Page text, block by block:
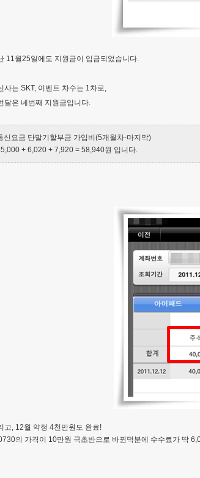
11월25일에도 지원금이 입금되었습니다.
사는 SKT, 이벤트 차수는 1차로,
달은 네번째 지원금입니다.
신요금 단말기할부금 가입비(5개월차-마지막)
+ 6,020 + 7,920 = 58,940원 입니다.
고, 12월 약정 4천만원도 완료!
의 가격이 10만원 극초반으로 바뀐덕분에 수수료가 딱